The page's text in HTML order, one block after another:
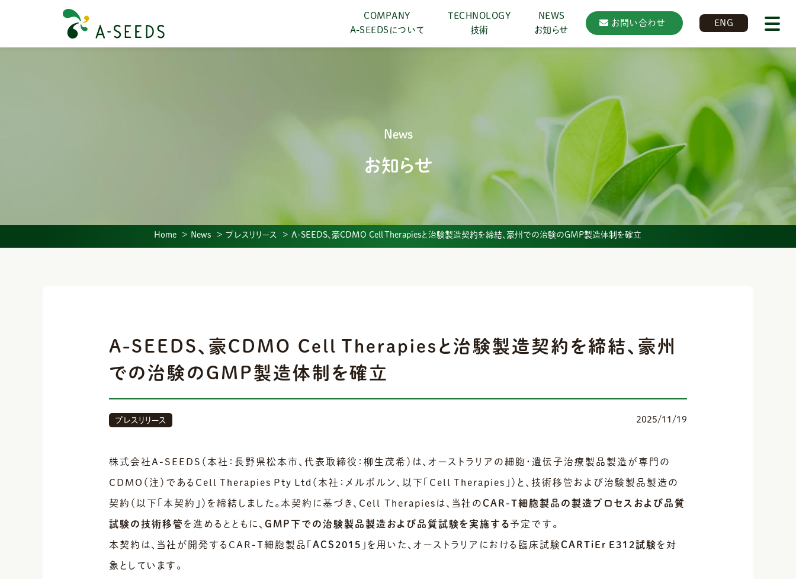
COMPANY
A-SEEDSについて
TECHNOLOGY
技術
NEWS
お知らせ
お問い合わせ ENG
News
お知らせ
Home News プレスリリース A-SEEDS、豪CDMO Cell Therapiesと治験製造契約を締結、豪州での治験のGMP製造体制を確立
A-SEEDS、豪CDMO Cell Therapiesと治験製造契約を締結、豪州
での治験のGMP製造体制を確立
2025/11/19
プレスリリース
株式会社A-SEEDS（本社：長野県松本市、代表取締役：柳生茂希）は、オーストラリアの細胞・遺伝子治療製品製造が専門の
CDMO（注）であるCell Therapies Pty Ltd（本社：メルボルン、以下「Cell Therapies」）と、技術移管および治験製品製造の
契約（以下「本契約」）を締結しました。本契約に基づき、Cell Therapiesは、当社のCAR-T細胞製品の製造プロセスおよび品質
試験の技術移管 を進めるとともに、 GMP下での治験製品製造および品質試験を実施する予定です。
本契約は、当社が開発するCAR-T細胞製品「 ACS2015 」を用いた、オーストラリアにおける臨床試験CARTiEr E312試験を対
象としています。